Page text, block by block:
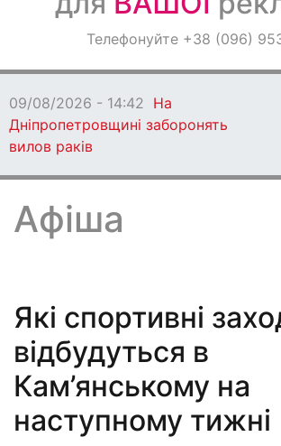
ОголошенняТелефонуйте +38 (096)
Кам'янське
Афіша
Які спортивні
відбудуться в
Кам’янському на
наступному тижні